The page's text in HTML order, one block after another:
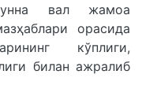
вал жамоа
орасида
кўплиги,
билан ажралиб